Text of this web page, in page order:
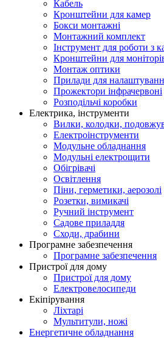
Кабель
Кронштейни для камер
Бокси монтажні
Монтажний комплект
Інструмент для роботи з
Кронштейни для
Монтаж оптики
Прилади для
Прожектори інфрачервоні
Розподільчі коробки
Електрика, інструменти
Вилки, колодки,
Електроінструменти
Модульне обладнання
Модульні електрощити
Обігрівачі
Освітлення
Піни, герметики, аерозолі
Розетки, вимикачі
Ручний інструмент
Садове приладдя
Сходи, драбини
Програмне забезпечення
Програмне забезпечення
Пристрої для дому
Пристрої для дому
Електровелосипеди
Екіпірування
Ліхтарі
Мультитули, ножі
Енергетичне обладнання